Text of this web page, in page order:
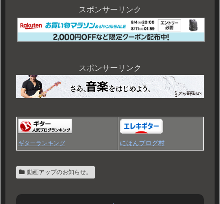
スポンサーリンク
スポンサーリンク
ギターランキング にほんブログ村
動画アップのお知らせ。